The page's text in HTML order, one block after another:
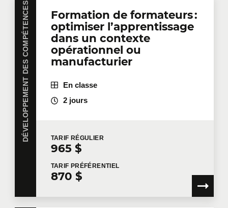
DÉVELOPPEMENT DES COMPÉTENCES
Formation de formateurs :
optimiser l’apprentissage
dans un contexte
opérationnel ou
manufacturier
En classe
2 jours
TARIF RÉGULIER
965 $
TARIF PRÉFÉRENTIEL
870 $